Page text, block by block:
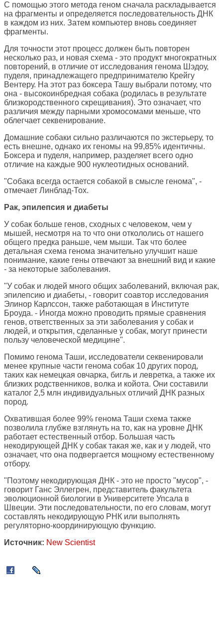
С помощью этого метода геном сначала раскладывается
на фрагменты и определяется последовательность ДНК
в каждом из них. Затем компьютер вновь соединяет
фрагменты.
Для точности этот процесс должен быть повторен
несколько раз, и новая схема - это продукт многократных
повторений, в отличие от исследования генома Шэдоу,
пуделя, принадлежащего предпринимателю Крейгу
Вентеру. На этот раз боксера Ташу выбрали потому, что
она - высокоинбредная собака (родилась в результате
близкородственного скрещивания). Это означает, что
различия между парными хромосомами меньше, что
облегчает секвенирование.
Домашние собаки сильно различаются по экстерьеру, то
есть внешне, однако их геномы на 99,85% идентичны.
Боксера и пуделя, например, разделяет всего одно
отличие на каждые 900 нуклеотидных оснований.
"Собака всегда остается собакой в смысле генома", -
отмечает Линблад-Тох.
Рак, эпилепсия и диабеты
У собак больше генов, сходных с человеком, чем у
мышей, несмотря на то что они откололись от нашего
общего предка раньше, чем мыши. Так что более
детальная схема генома значительно улучшит наше
понимание, какие гены отвечают за внешний вид и какие
- за некоторые заболевания.
"У собак и людей много общих заболеваний, включая рак,
эпилепсию и диабеты, - говорит соавтор исследования
Элинор Карлссон, также работающая в Институте
Броуда. - Иногда можно проводить прямые сравнения
генов, ответственных за эти заболевания у собак и
людей, и открытия, сделанные у собак, могут принести
пользу человеческой медицине".
Помимо генома Таши, исследователи секвенировали
менее крупные части генома собак 10 других пород,
таких как немецкая овчарка, бигль и левретка, а также их
близких родственников, волка и койота. Они составили
каталог 2,5 млн индивидуальных отличий ДНК разных
пород.
Охватившая более 99% генома Таши схема также
позволила глубже взглянуть на то, как на уровне ДНК
работает естественный отбор. Большая часть
некодирующей ДНК у собак такая же, как и у людей, что
означает, что она подвергается мощному естественному
отбору.
"Поэтому некодирующая ДНК - это не просто "мусор", -
говорит Ганс Эллегрен, представитель факультета
эволюционной биологии в Университете Упсала в
Швеции. Эти последовательности, по его словам, могут
составлять некодирующую РНК или выполнять
регуляторно-координирующую функцию.
Источник: New Scientist